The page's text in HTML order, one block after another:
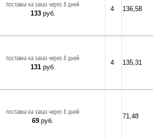
поставка на заказ через 8 дней
133руб.
4 136,58
поставка на заказ через 8 дней
131руб.
4 135,31
поставка на заказ через 8 дней
69 руб.
71,48